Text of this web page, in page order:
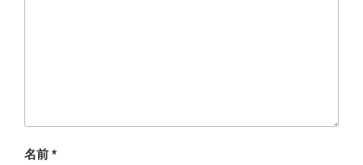
名前 *